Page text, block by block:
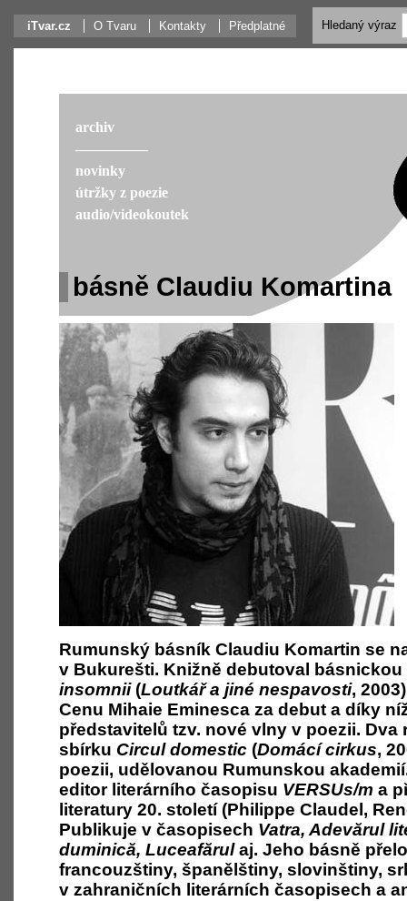
iTvar.cz O Tvaru Kontakty Předplatné
básně Claudiu Komartina
Rumunský básník Claudiu Komartin se
v Bukurešti. Knižně debutoval
insomnii(Loutkář a jiné nespavosti,
Cenu Mihaie Eminesca za debut a díky
představitelů tzv. nové vlny v poezii.
sbírku Circul domestic (Domácí cirkus,
poezii, udělovanou Rumunskou
editor literárního časopisu VERSUs/m a
literatury 20. století (Philippe Claudel,
Publikuje v časopisech Vatra, Adevărul
duminică, Luceafărulaj. Jeho básně
francouzštiny, španělštiny, slovinštiny,
v zahraničních literárních časopisech a
archiv
––––––––––
novinky
útržky z poezie
audio/videokoutek
Hledaný výraz